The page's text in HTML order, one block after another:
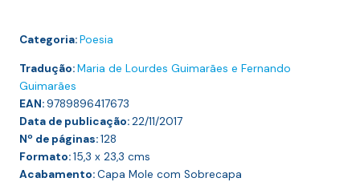
Categoria:Poesia
Tradução:Maria de Lourdes Guimarães e Fernando
Guimarães
EAN:9789896417673
Data de publicação:22/11/2017
Nº de páginas:128
Formato:15,3 x 23,3 cms
Acabamento:Capa Mole com Sobrecapa